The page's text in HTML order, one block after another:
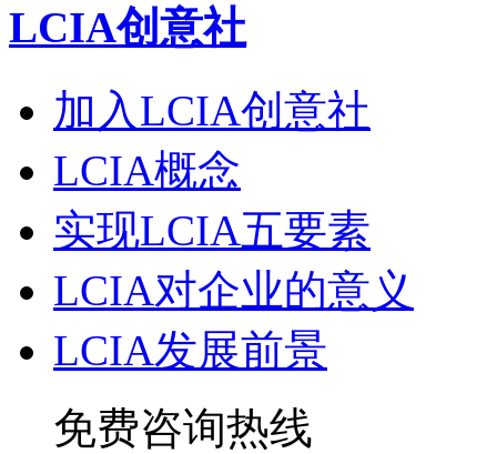
LCIA创意社
加入LCIA创意社
LCIA概念
实现LCIA五要素
LCIA对企业的意义
LCIA发展前景
免费咨询热线